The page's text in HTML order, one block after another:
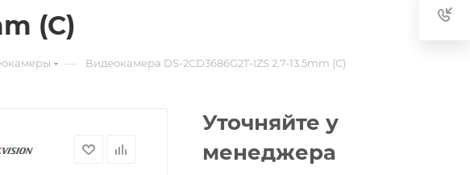
(C)
— Видеокамера DS-2CD3686G2T-IZS 2.7-13.5mm (C)
Уточняйте у
менеджера